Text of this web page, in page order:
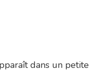
dans un petite